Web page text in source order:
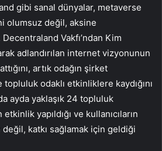
gibi sanal dünyalar, metaverse
olumsuz değil, aksine
Vakfı’ndan Kim
adlandırılan internet vizyonunun
artık odağın şirket
odaklı etkinliklere kaydığını
ayda yaklaşık 24 topluluk
yapıldığı ve kullanıcıların
katkı sağlamak için geldiği